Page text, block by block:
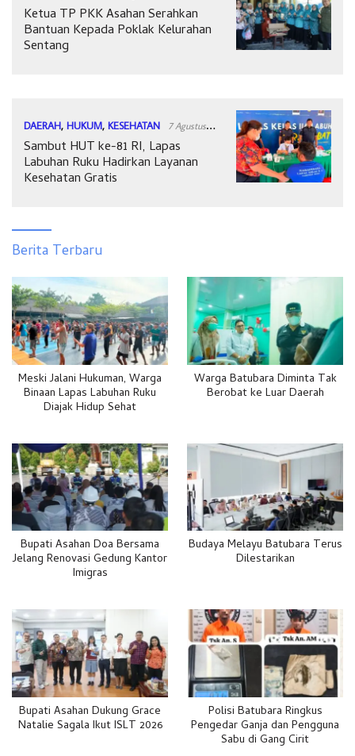
Ketua TP PKK Asahan Serahkan
Bantuan Kepada Poklak Kelurahan
Sentang
DAERAH, HUKUM, KESEHATAN 7 Agustus
2026
Sambut HUT ke-81 RI, Lapas
Labuhan Ruku Hadirkan Layanan
Kesehatan Gratis
Berita Terbaru
Meski Jalani Hukuman, Warga
Binaan Lapas Labuhan Ruku
Diajak Hidup Sehat
Warga Batubara Diminta Tak
Berobat ke Luar Daerah
Bupati Asahan Doa Bersama
Jelang Renovasi Gedung Kantor
Imigras
Budaya Melayu Batubara Terus
Dilestarikan
Bupati Asahan Dukung Grace
Natalie Sagala Ikut ISLT 2026
Polisi Batubara Ringkus
Pengedar Ganja dan Pengguna
Sabu di Gang Cirit